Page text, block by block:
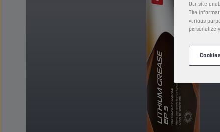
Our site
The
various
personalize